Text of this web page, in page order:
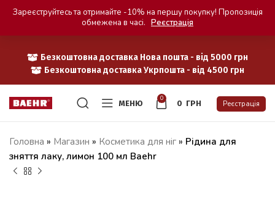
Безкоштовна доставка Нова пошта - від 5000 грн
Безкоштовна доставка Укрпошта - від 4500 грн
МЕНЮ
0
0 ГРН Реєстрація
Головна » Магазин » Косметика для ніг » Рідина для
зняття лаку, лимон 100 мл Baehr
Зареєструйтесь та отримайте -10% на першу покупку! Пропозиція
обмежена в часі. Реєстрація